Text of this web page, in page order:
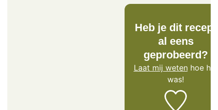
Heb je dit recept
al eens
geprobeerd?
Laat mij wetenhoe het
was!